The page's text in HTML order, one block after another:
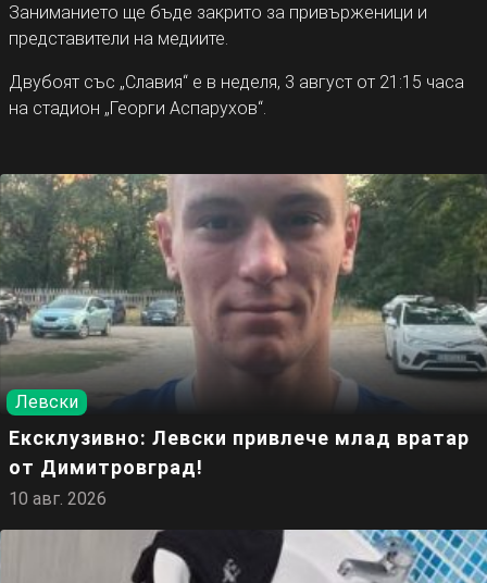
Заниманието ще бъде закрито за привърженици и
представители на медиите.
Двубоят със „Славия“ е в неделя, 3 август от 21:15 часа
на стадион „Георги Аспарухов“.
Левски
Ексклузивно: Левски привлече млад вратар
от Димитровград!
10 авг. 2026